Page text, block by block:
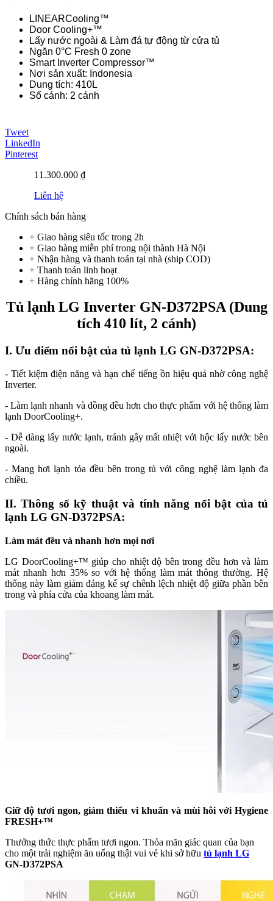
LINEARCooling™
Door Cooling+™
Lấy nước ngoài & Làm đá tự động từ cửa tủ
Ngăn 0°C Fresh 0 zone
Smart Inverter Compressor™
Nơi sản xuất: Indonesia
Dung tích: 410L
Số cánh: 2 cánh
Tweet
LinkedIn
Pinterest
11.300.000 ₫
Liên hệ
Chính sách bán hàng
+ Giao hàng siêu tốc trong 2h
+ Giao hàng miễn phí trong nội thành Hà Nội
+ Nhận hàng và thanh toán tại nhà (ship COD)
+ Thanh toán linh hoạt
+ Hàng chính hãng 100%
Tủ lạnh LG Inverter GN-D372PSA (Dung
tích 410 lít, 2 cánh)
I. Ưu điểm nổi bật của tủ lạnh LG GN-D372PSA:
- Tiết kiệm điện năng và hạn chế tiếng ồn hiệu quả nhờ công nghệ
Inverter.
- Làm lạnh nhanh và đồng đều hơn cho thực phẩm với hệ thống làm
lạnh DoorCooling+.
- Dễ dàng lấy nước lạnh, tránh gây mất nhiệt với hộc lấy nước bên
ngoài.
- Mang hơi lạnh tỏa đều bên trong tủ với công nghệ làm lạnh đa
chiều.
II. Thông số kỹ thuật và tính năng nổi bật của tủ
lạnh LG GN-D372PSA:
Làm mát đều và nhanh hơn mọi nơi
LG DoorCooling+™ giúp cho nhiệt độ bên trong đều hơn và làm
mát nhanh hơn 35% so với hệ thống làm mát thông thường. Hệ
thống này làm giảm đáng kể sự chênh lệch nhiệt độ giữa phần bên
trong và phía cửa của khoang làm mát.
Giữ độ tươi ngon, giảm thiểu vi khuẩn và mùi hôi với Hygiene
FRESH+™
Thưởng thức thực phẩm tươi ngon. Thỏa mãn giác quan của bạn
cho một trải nghiệm ăn uống thật vui vẻ khi sở hữu tủ lạnh LG
GN-D372PSA